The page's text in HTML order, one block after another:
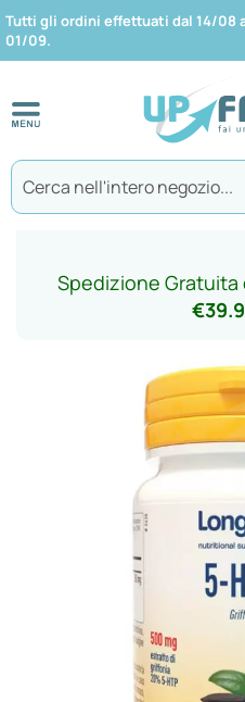
Tutti gli ordini effettuati dal 14/08
01/09.
Spedizione Gratuita